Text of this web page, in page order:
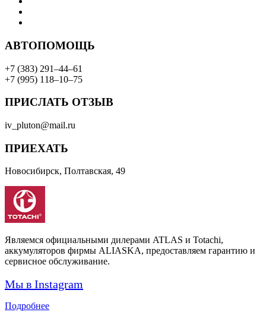
АВТОПОМОЩЬ
+7 (383) 291–44–61
+7 (995) 118–10–75
ПРИСЛАТЬ ОТЗЫВ
iv_pluton@mail.ru
ПРИЕХАТЬ
Новосибирск, Полтавская, 49
Являемся официальными дилерами ATLAS и Totachi,
аккумуляторов фирмы ALIASKA, предоставляем гарантию и
сервисное обслуживание.
Мы в Instagram
Подробнее